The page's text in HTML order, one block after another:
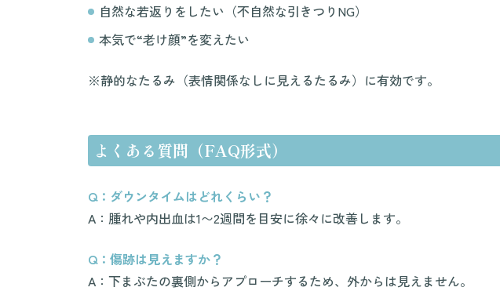
自然な若返りをしたい（不自然な引きつりNG）
本気で“老け顔”を変えたい
※静的なたるみ（表情関係なしに見えるたるみ）に有効です。
よくある質問（FAQ形式）
Q：ダウンタイムはどれくらい？
A：腫れや内出血は1〜2週間を目安に徐々に改善します。
Q：傷跡は見えますか？
A：下まぶたの裏側からアプローチするため、外からは見えません。